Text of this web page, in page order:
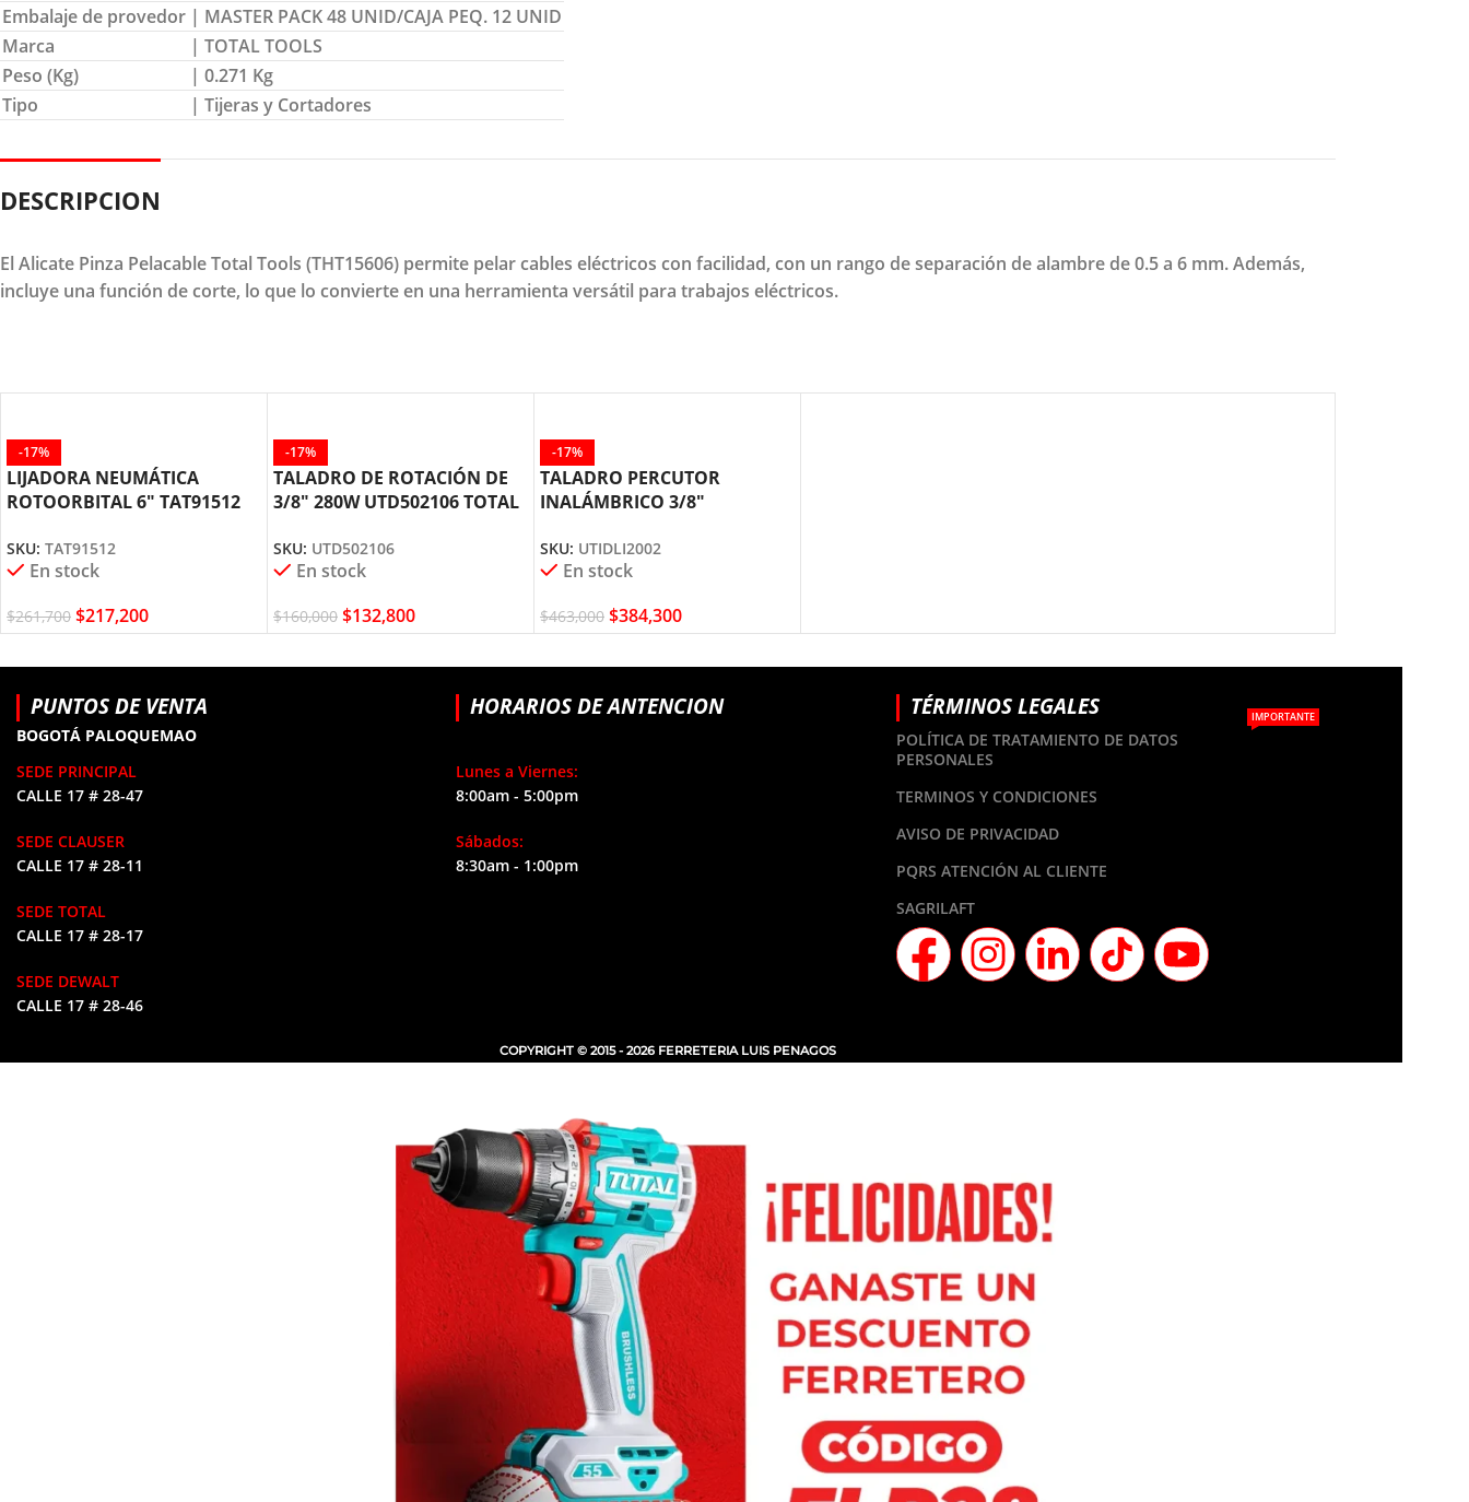
Embalaje de provedor | MASTER PACK 48 UNID/CAJA PEQ. 12 UNID
Marca
| TOTAL TOOLS
Peso (Kg)
| 0.271 Kg
Tipo
| Tijeras y Cortadores
DESCRIPCION
El Alicate Pinza Pelacable Total Tools (THT15606) permite pelar cables eléctricos con facilidad, con un rango de separación de alambre de 0.5 a 6 mm. Además,
incluye una función de corte, lo que lo convierte en una herramienta versátil para trabajos eléctricos.
-17%
LIJADORA NEUMÁTICA
ROTOORBITAL 6″ TAT91512
SKU: TAT91512
En stock
$261,700 $217,200
-17%
TALADRO DE ROTACIÓN DE
3/8″ 280W UTD502106 TOTAL
SKU: UTD502106
En stock
$160,000 $132,800
-17%
TALADRO PERCUTOR
INALÁMBRICO 3/8″
SKU: UTIDLI2002
En stock
$463,000 $384,300
PUNTOS DE VENTA
BOGOTÁ PALOQUEMAO
SEDE PRINCIPAL
CALLE 17 # 28-47
SEDE CLAUSER
CALLE 17 # 28-11
SEDE TOTAL
CALLE 17 # 28-17
SEDE DEWALT
CALLE 17 # 28-46
HORARIOS DE ANTENCION
Lunes a Viernes:
8:00am - 5:00pm
Sábados:
8:30am - 1:00pm
TÉRMINOS LEGALES
POLÍTICA DE TRATAMIENTO DE DATOS
PERSONALES
IMPORTANTE
TERMINOS Y CONDICIONES
AVISO DE PRIVACIDAD
PQRS ATENCIÓN AL CLIENTE
SAGRILAFT
COPYRIGHT © 2015 - 2026 FERRETERIA LUIS PENAGOS